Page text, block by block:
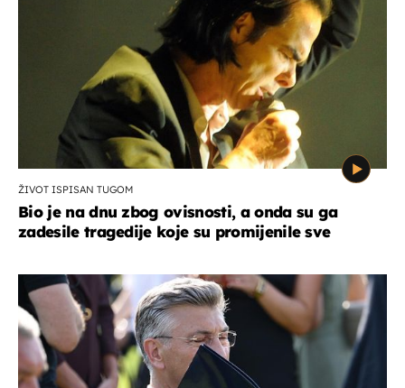
ŽIVOT ISPISAN TUGOM
Bio je na dnu zbog ovisnosti, a onda su ga
zadesile tragedije koje su promijenile sve